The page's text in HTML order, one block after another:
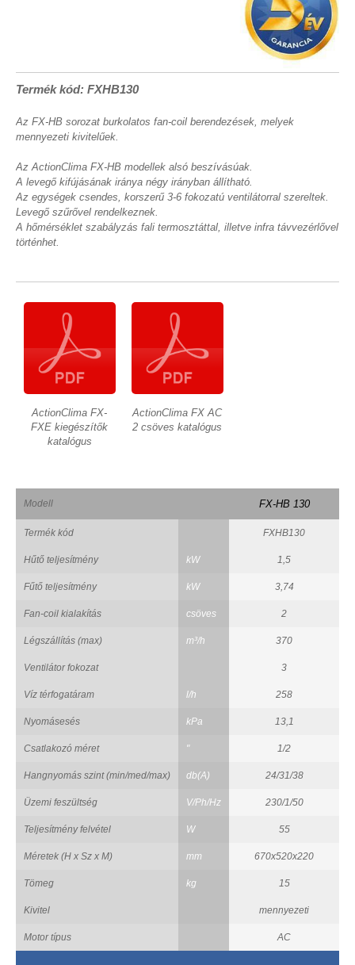
Termék kód: FXHB130
Az FX-HB sorozat burkolatos fan-coil berendezések, melyek
mennyezeti kivitelűek.
Az ActionClima FX-HB modellek alsó beszívásúak.
A levegő kifújásának iránya négy irányban állítható.
Az egységek csendes, korszerű 3-6 fokozatú ventilátorral szereltek.
Levegő szűrővel rendelkeznek.
A hőmérséklet szabályzás fali termosztáttal, illetve infra távvezérlővel
történhet.
ActionClima FX-
FXE kiegészítők
katalógus
ActionClima FX AC
2 csöves katalógus
Modell FX-HB 130
Termék kód FXHB130
Hűtő teljesítmény kW 1,5
Fűtő teljesítmény kW 3,74
Fan-coil kialakítás csöves 2
Légszállítás (max) m³/h 370
Ventilátor fokozat 3
Víz térfogatáram l/h 258
Nyomásesés kPa 13,1
Csatlakozó méret " 1/2
Hangnyomás szint (min/med/max) db(A) 24/31/38
Üzemi feszültség V/Ph/Hz 230/1/50
Teljesítmény felvétel W 55
Méretek (H x Sz x M) mm 670x520x220
Tömeg kg 15
Kivitel mennyezeti
Motor típus AC